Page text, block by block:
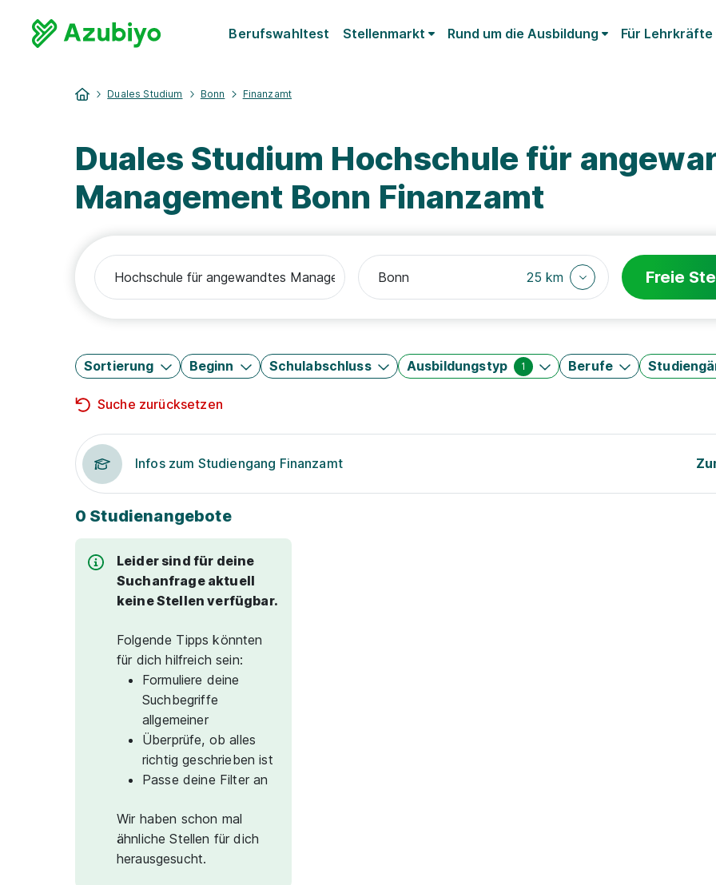
Berufswahltest Stellenmarkt Rund um die Ausbildung Für Lehrkräfte
Duales Studium Bonn Finanzamt
Duales Studium Hochschule für
Management Bonn Finanzamt
25 km Freie
Sortierung Beginn Schulabschluss Ausbildungstyp 1 Berufe
Suche zurücksetzen
Infos zum Studiengang Finanzamt
0 Studienangebote
Leider sind für deine
Suchanfrage aktuell
keine Stellen verfügbar.
Folgende Tipps könnten
für dich hilfreich sein:
Formuliere deine
Suchbegriffe
allgemeiner
Überprüfe, ob alles
richtig geschrieben ist
Passe deine Filter an
Wir haben schon mal
ähnliche Stellen für dich
herausgesucht.